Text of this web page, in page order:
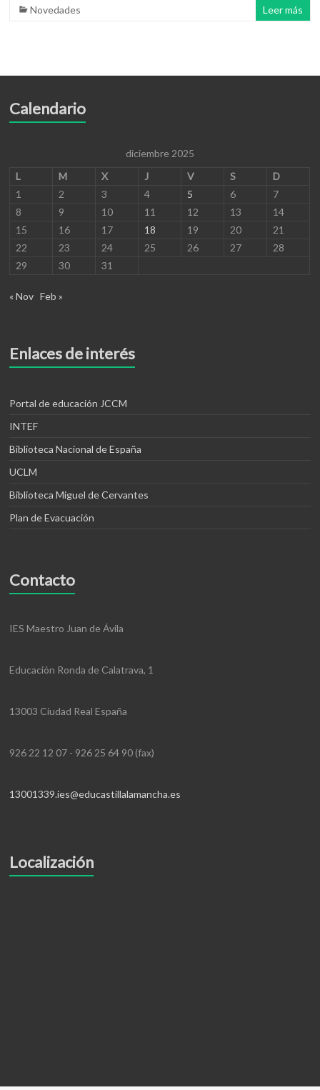
Novedades
Leer más
Calendario
diciembre 2025
L
M X J V S
D
1
2 3 4 5 6
7
8
9 10 11 12 13
14
15
16 17 18 19 20
21
22
23 24 25 26 27
28
29
30 31
« Nov Feb »
Enlaces de interés
Portal de educación JCCM
INTEF
Biblioteca Nacional de España
UCLM
Biblioteca Miguel de Cervantes
Plan de Evacuación
Contacto
IES Maestro Juan de Ávila
Educación Ronda de Calatrava, 1
13003 Ciudad Real España
926 22 12 07 - 926 25 64 90 (fax)
13001339.ies@educastillalamancha.es
Localización